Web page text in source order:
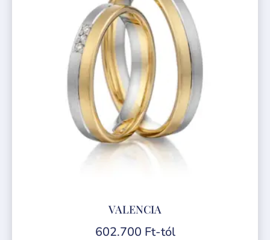
VALENCIA
602.700 Ft-tól